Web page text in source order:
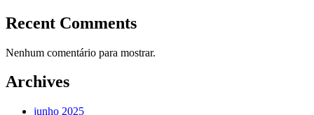
Recent Comments
Nenhum comentário para mostrar.
Archives
junho 2025